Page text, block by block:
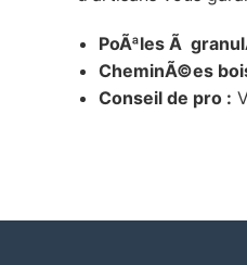
PoÃªles Ã
CheminÃ©es
Conseil de pro :